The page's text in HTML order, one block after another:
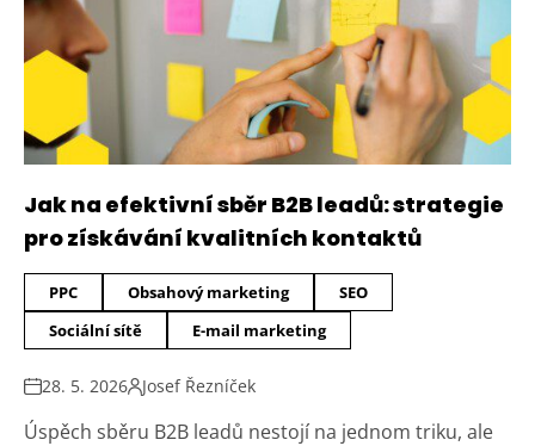
Jak na efektivní sběr B2B leadů: strategie
pro získávání kvalitních kontaktů
PPC Obsahový marketing
SEO
Sociální sítě
E-mail marketing
28. 5. 2026 Josef Řezníček
Úspěch sběru B2B leadů nestojí na jednom triku, ale